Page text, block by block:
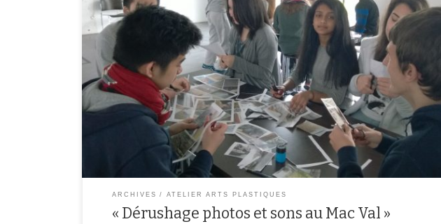
Le jeudi 2 avril, le Mac Val a invité les 3èmes C à composer une journée entière dans ses
murs. Les élèves ont ainsi pu poursuivre leur travail, commencé en janvier, et ont
proposé en fin d’après-midi plusieurs synopsis en vue de la restitution du projet inter-
établissement auquel ils participent […]
ARCHIVES ATELIER ARTS PLASTIQUES
« Dérushage photos et sons au Mac Val »